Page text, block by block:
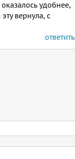
удобнее,
вернула, с
ответить